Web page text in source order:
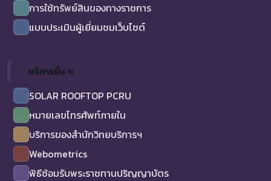
การใช้ทรัพย์สินของทางราชการ
แบบประเมินผู้เยี่ยมชมเว็บไซต์
บริการอื่น ๆ
SOLAR ROOFTOP PCRU
หมายเลขโทรศัพท์ภายใน
บริการของสำนักวิทยบริการฯ
Webometrics
พิธีซ้อมรับพระราชทานปริญญาบัตร